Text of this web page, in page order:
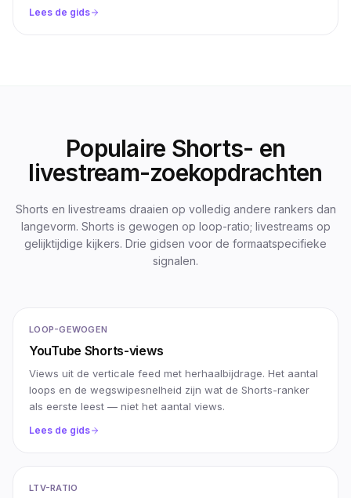
Lees de gids
Populaire Shorts- en
livestream-zoekopdrachten
Shorts en livestreams draaien op volledig andere rankers dan
langevorm. Shorts is gewogen op loop-ratio; livestreams op
gelijktijdige kijkers. Drie gidsen voor de formaatspecifieke
signalen.
LOOP-GEWOGEN
YouTube Shorts-views
Views uit de verticale feed met herhaalbijdrage. Het aantal
loops en de wegswipesnelheid zijn wat de Shorts-ranker
als eerste leest — niet het aantal views.
Lees de gids
LTV-RATIO